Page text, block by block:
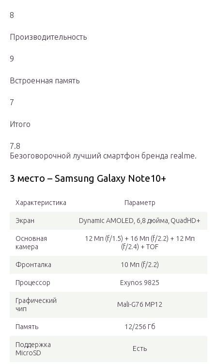
8
Производительность
9
Встроенная память
7
Итого
7.8
Безоговорочной лучший смартфон бренда realme.
3 место – Samsung Galaxy Note10+
Характеристика Параметр
Экран Dynamic AMOLED, 6,8 дюйма, QuadHD+
Основная
камера
12 Мп (f/1.5) + 16 Мп (f/2.2) + 12 Мп
(f/2.4) + TOF
Фронталка 10 Мп (f/2.2)
Процессор Exynos 9825
Графический
чип
Mali-G76 MP12
Память 12/256 Гб
Поддержка
MicroSD
Есть